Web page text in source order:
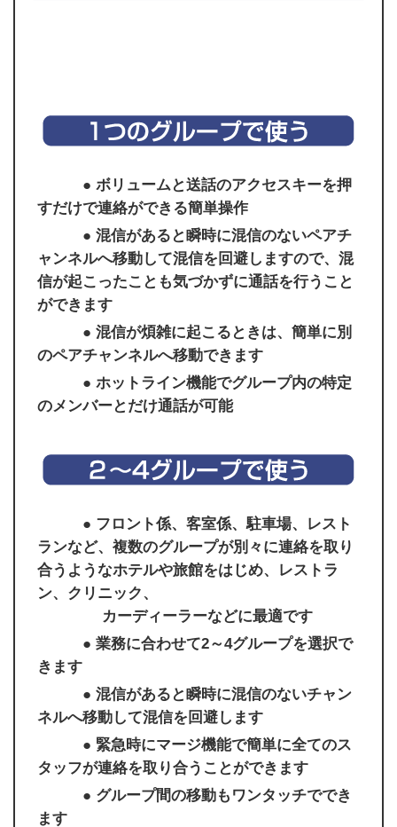
● ボリュームと送話のアクセスキーを押
すだけで連絡ができる簡単操作
● 混信があると瞬時に混信のないペアチ
ャンネルへ移動して混信を回避しますので、混
信が起こったことも気づかずに通話を行うこと
ができます
● 混信が煩雑に起こるときは、簡単に別
のペアチャンネルへ移動できます
● ホットライン機能でグループ内の特定
のメンバーとだけ通話が可能
● フロント係、客室係、駐車場、レスト
ランなど、複数のグループが別々に連絡を取り
合うようなホテルや旅館をはじめ、レストラ
ン、クリニック、
カーディーラーなどに最適です
● 業務に合わせて2～4グループを選択で
きます
● 混信があると瞬時に混信のないチャン
ネルへ移動して混信を回避します
● 緊急時にマージ機能で簡単に全てのス
タッフが連絡を取り合うことができます
● グループ間の移動もワンタッチででき
ます